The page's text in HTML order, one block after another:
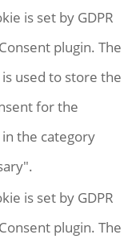
is set by GDPR
plugin. The
used to store the
for the
the category
is set by GDPR
plugin. The